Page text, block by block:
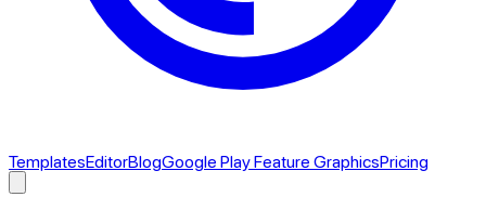
TemplatesEditorBlogGoogle Play Feature GraphicsPricing